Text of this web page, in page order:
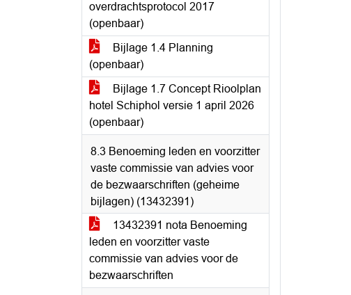
overdrachtsprotocol 2017
(openbaar)
Bijlage 1.4 Planning
(openbaar)
Bijlage 1.7 Concept Rioolplan
hotel Schiphol versie 1 april 2026
(openbaar)
8.3 Benoeming leden en voorzitter
vaste commissie van advies voor
de bezwaarschriften (geheime
bijlagen) (13432391)
13432391 nota Benoeming
leden en voorzitter vaste
commissie van advies voor de
bezwaarschriften